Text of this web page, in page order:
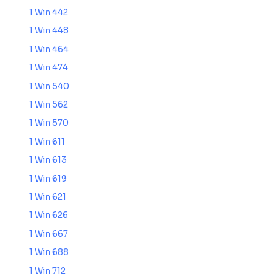
1 Win 442
1 Win 448
1 Win 464
1 Win 474
1 Win 540
1 Win 562
1 Win 570
1 Win 611
1 Win 613
1 Win 619
1 Win 621
1 Win 626
1 Win 667
1 Win 688
1 Win 712